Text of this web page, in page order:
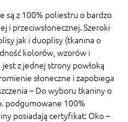
są z 100% poliestru o bardzo
i przeciwsłonecznej. Szeroki
jak i duoplisy (tkanina o
kolorów, wzorów i
z jednej strony powłoką
słoneczne i zapobiega
– Do wyboru tkaniny o
podgumowane 100%
posiadają certyfikat: Oko –